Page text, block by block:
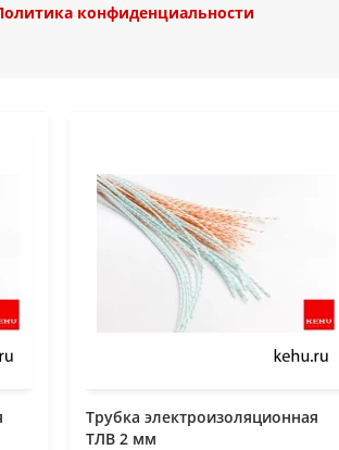
конфиденциальности
Трубка электроизоляционная
ТЛВ 2 мм